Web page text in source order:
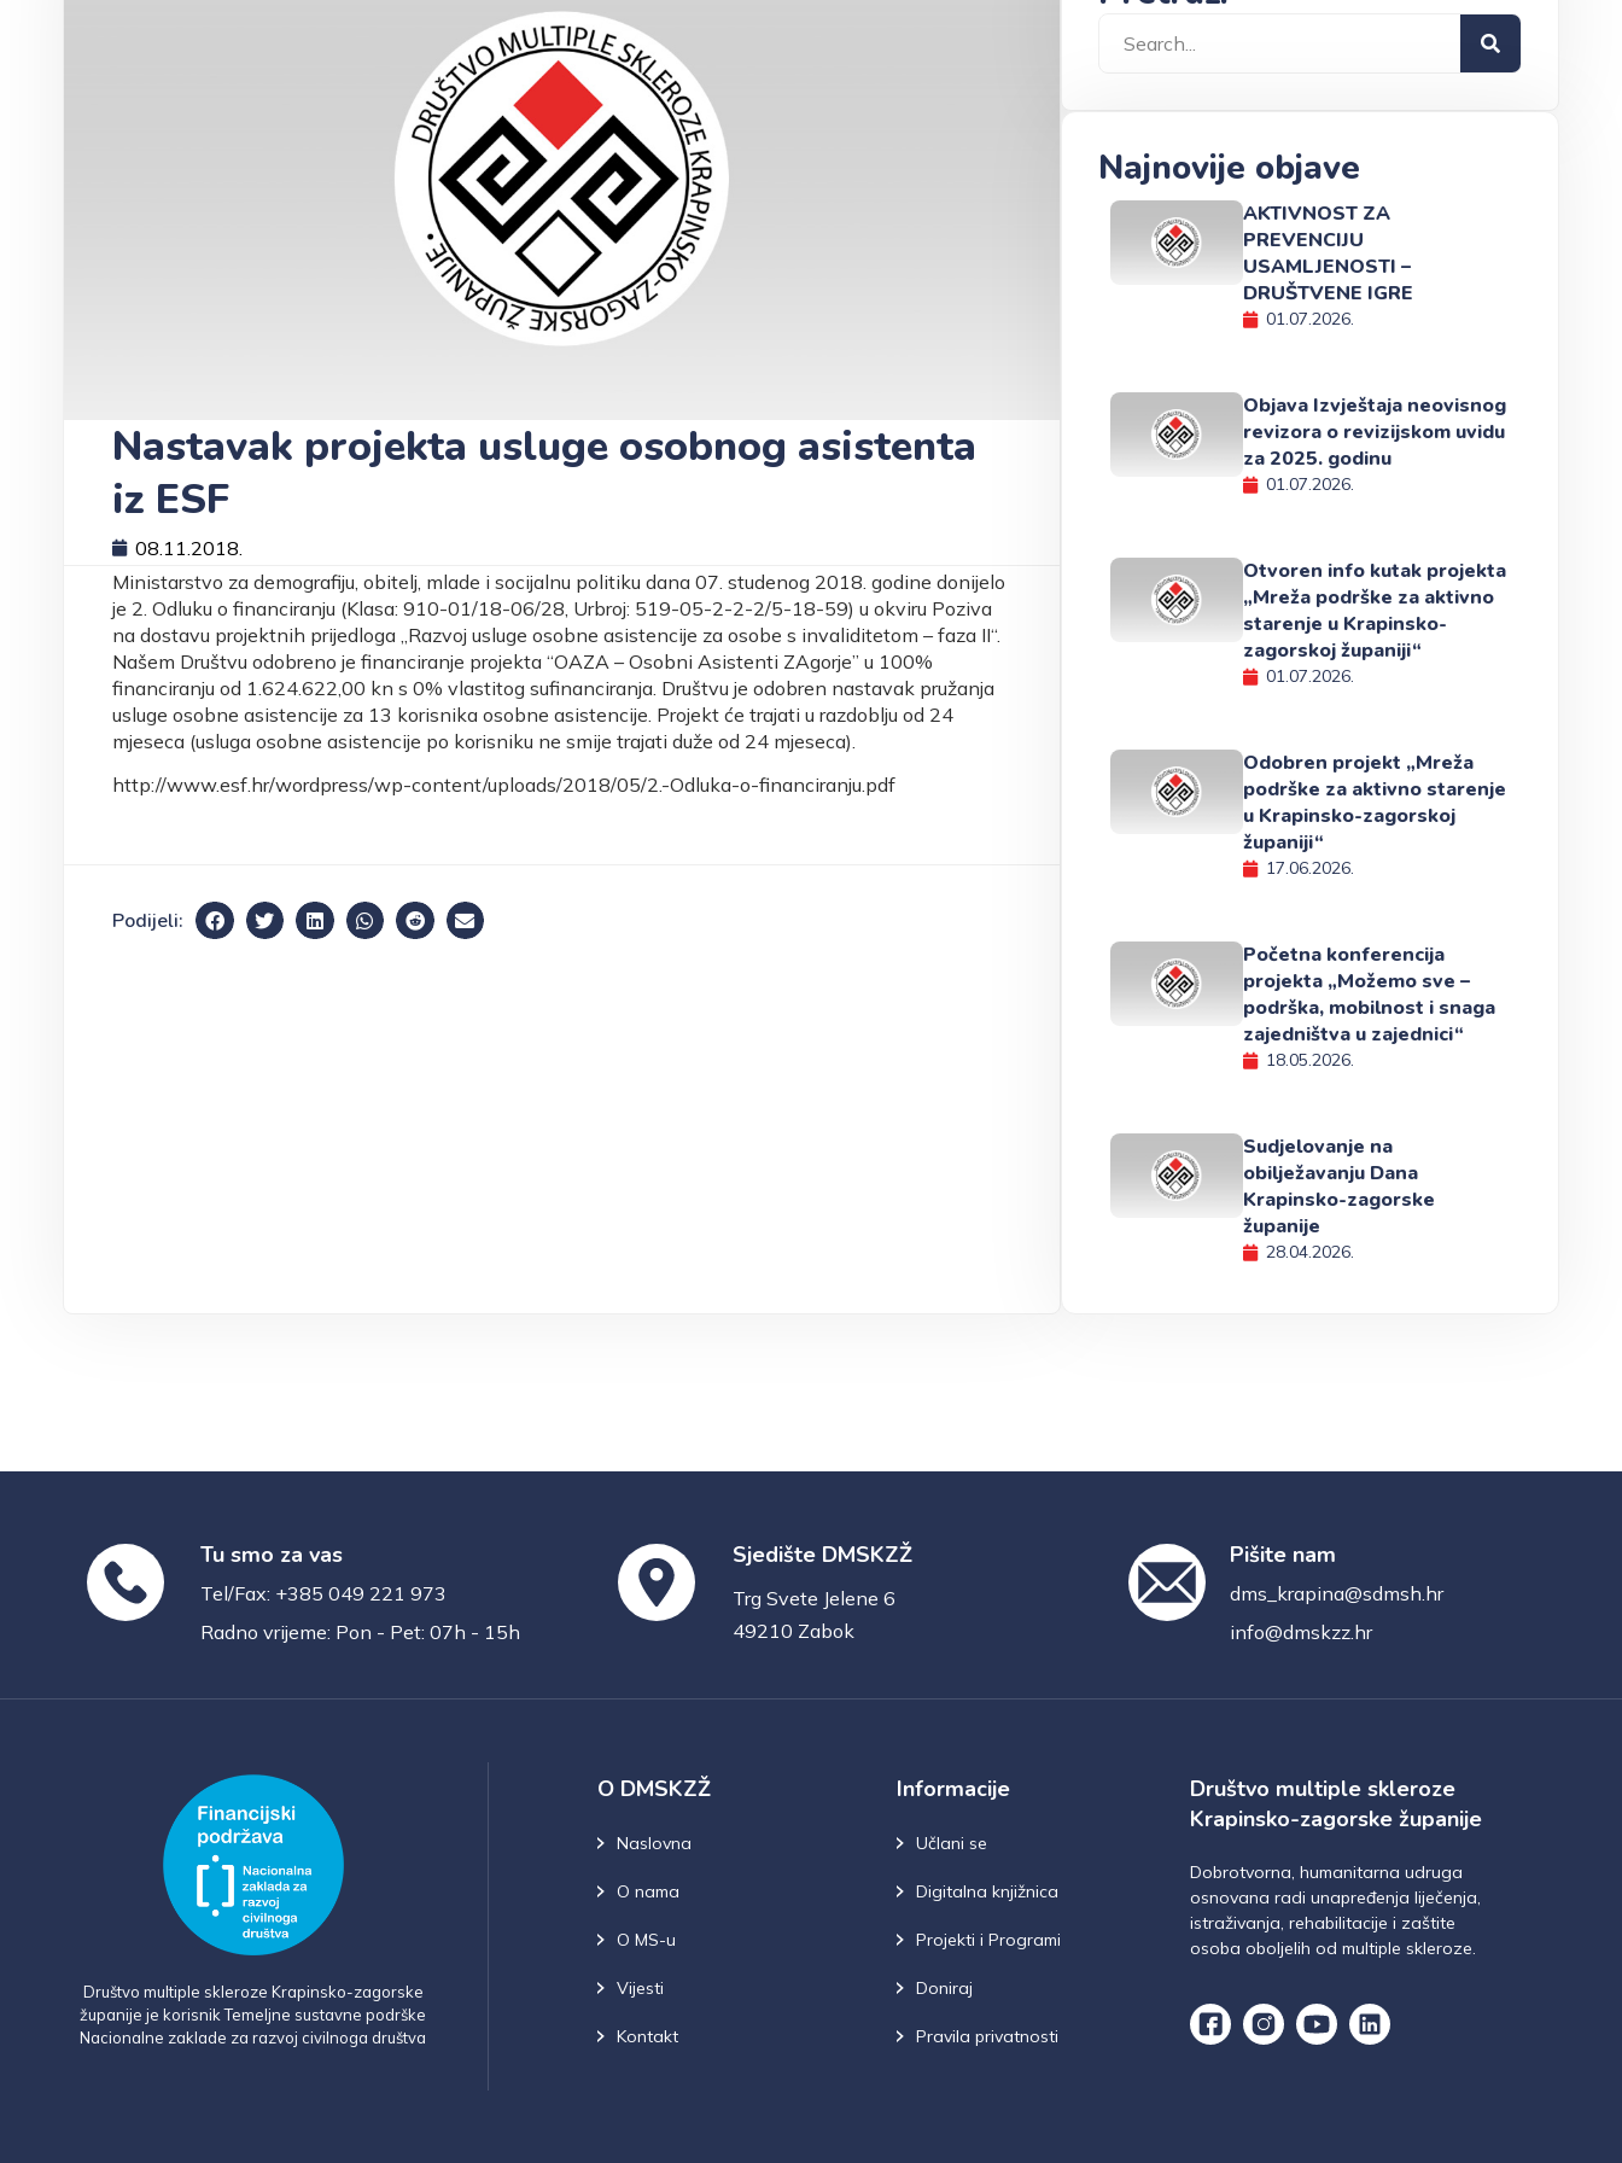
Nastavak projekta usluge osobnog asistenta
iz ESF
08.11.2018.
Ministarstvo za demografiju, obitelj, mlade i socijalnu politiku dana 07. studenog 2018. godine donijelo
je 2. Odluku o financiranju (Klasa: 910-01/18-06/28, Urbroj: 519-05-2-2-2/5-18-59) u okviru Poziva
na dostavu projektnih prijedloga „Razvoj usluge osobne asistencije za osobe s invaliditetom – faza II“.
Našem Društvu odobreno je financiranje projekta “OAZA – Osobni Asistenti ZAgorje” u 100%
financiranju od 1.624.622,00 kn s 0% vlastitog sufinanciranja. Društvu je odobren nastavak pružanja
usluge osobne asistencije za 13 korisnika osobne asistencije. Projekt će trajati u razdoblju od 24
mjeseca (usluga osobne asistencije po korisniku ne smije trajati duže od 24 mjeseca).
http://www.esf.hr/wordpress/wp-content/uploads/2018/05/2.-Odluka-o-financiranju.pdf
Podijeli:
Najnovije objave
AKTIVNOST ZA
PREVENCIJU
USAMLJENOSTI –
DRUŠTVENE IGRE
01.07.2026.
Objava Izvještaja neovisnog
revizora o revizijskom uvidu
za 2025. godinu
01.07.2026.
Otvoren info kutak projekta
„Mreža podrške za aktivno
starenje u Krapinsko-
zagorskoj županiji“
01.07.2026.
Odobren projekt „Mreža
podrške za aktivno starenje
u Krapinsko-zagorskoj
županiji“
17.06.2026.
Početna konferencija
projekta „Možemo sve –
podrška, mobilnost i snaga
zajedništva u zajednici“
18.05.2026.
Sudjelovanje na
obilježavanju Dana
Krapinsko-zagorske
županije
28.04.2026.
Tu smo za vas
Tel/Fax: +385 049 221 973
Radno vrijeme: Pon - Pet: 07h - 15h
Sjedište DMSKZŽ
Trg Svete Jelene 6
49210 Zabok
Pišite nam
dms_krapina@sdmsh.hr
info@dmskzz.hr
Društvo multiple skleroze Krapinsko-zagorske
županije je korisnik Temeljne sustavne podrške
Nacionalne zaklade za razvoj civilnoga društva
O DMSKZŽ
Naslovna
O nama
O MS-u
Vijesti
Kontakt
Informacije
Učlani se
Digitalna knjižnica
Projekti i Programi
Doniraj
Pravila privatnosti
Društvo multiple skleroze
Krapinsko-zagorske županije
Dobrotvorna, humanitarna udruga
osnovana radi unapređenja liječenja,
istraživanja, rehabilitacije i zaštite
osoba oboljelih od multiple skleroze.